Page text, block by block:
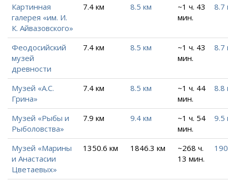
Картинная
галерея «им. И.
К. Айвазовского»
7.4 км 8.5 км
~1 ч. 43
мин.
8.7
Феодосийский
музей
древности
7.4 км 8.5 км
~1 ч. 43
мин.
8.7
Музей «А.С.
Грина»
7.4 км 8.5 км
~1 ч. 44
мин.
8.8
Музей «Рыбы и
Рыболовства»
7.9 км 9.4 км
~1 ч. 54
мин.
9.5
Музей «Марины
и Анастасии
Цветаевых»
1350.6 км 1846.3 км
~268 ч.
13 мин.